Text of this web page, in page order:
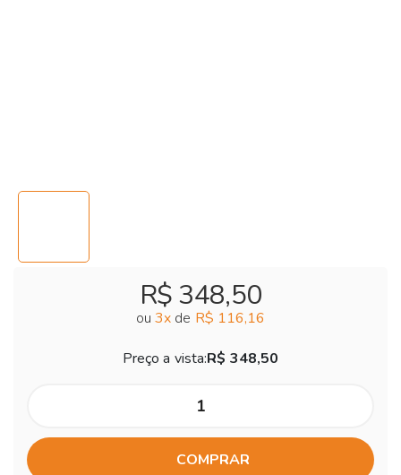
R$ 348,50
ou 3x de R$ 116,16
Preço a vista:R$ 348,50
COMPRAR